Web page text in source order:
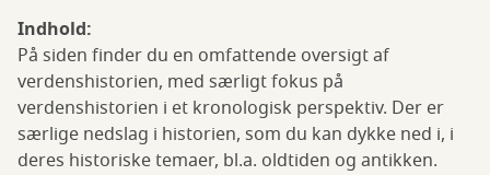
Indhold:
På siden finder du en omfattende oversigt af
verdenshistorien, med særligt fokus på
verdenshistorien i et kronologisk perspektiv. Der er
særlige nedslag i historien, som du kan dykke ned i, i
deres historiske temaer, bl.a. oldtiden og antikken.